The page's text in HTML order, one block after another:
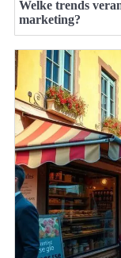
Welke trends
marketing?